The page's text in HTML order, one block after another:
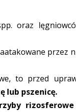
oraz
przez
to przed
lub pszenicę.
rizosferowe